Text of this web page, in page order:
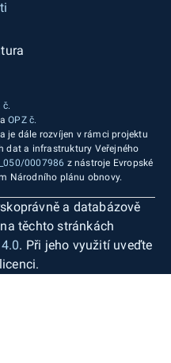
aOPZ č.
a je dále rozvíjen v rámci projektu
dat a infrastruktury Veřejného
0007986 z nástroje Evropské
Národního plánu obnovy.
a databázově
těchto stránkách
. Při jeho využití uveďte